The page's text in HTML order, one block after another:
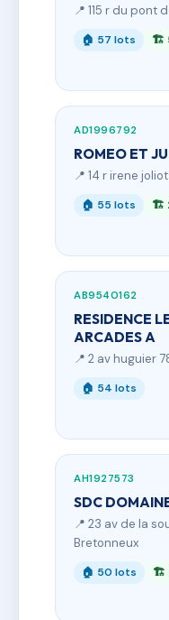
📍 115 r du pont
🏠 57 lots 🏗
AD1996792
ROMEO ET
📍 14 r irene
🏠 55 lots 🏗
AB9540162
RESIDENCE
ARCADES A
📍 2 av huguier
🏠 54 lots
AH1927573
SDC
📍 23 av de la
Bretonneux
🏠 50 lots 🏗